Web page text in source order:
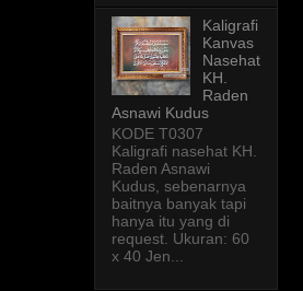
Kaligrafi
Kanvas
Nasehat
KH.
Raden
Asnawi Kudus
KODE T0307
Kaligrafi nasehat KH.
Raden Asnawi
Kudus, sebenarnya
baitnya banyak tapi
hanya itu yang di
request. Ukuran: 60
x 40 Jen...